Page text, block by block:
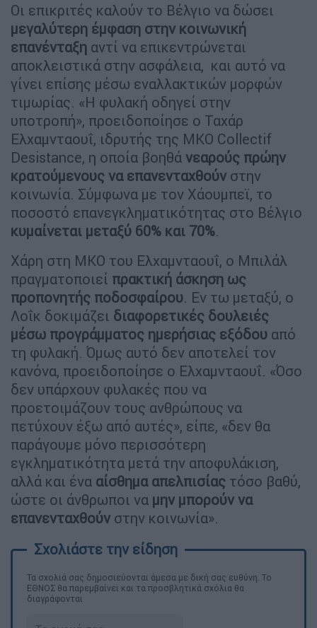
Οι επικριτές καλούν το Βέλγιο να δώσει
μεγαλύτερη έμφαση στην κοινωνική
επανένταξη αντί να επικεντρώνεται
αποκλειστικά στην ασφάλεια, και αυτό να
γίνει επίσης μέσω εναλλακτικών μορφών
τιμωρίας. «Η φυλακή οδηγεί στην
υποτροπή», προειδοποίησε ο Ταχάρ
Ελχαμνταουΐ, ιδρυτής της ΜΚΟ Collectif
Desistance, η οποία βοηθά νεαρούς πρώην
κρατούμενους να επανενταχθούν στην
κοινωνία. Σύμφωνα με τον Χάουμπεϊ, το
ποσοστό επανεγκληματικότητας στο Βέλγιο
κυμαίνεται μεταξύ 60% και 70%.
Χάρη στη ΜΚΟ του Ελχαμνταουΐ, ο Μπιλάλ
πραγματοποιεί πρακτική άσκηση ως
προπονητής ποδοσφαίρου. Εν τω μεταξύ, ο
Λοΐκ δοκιμάζει διαφορετικές δουλειές
μέσω προγράμματος ημερήσιας εξόδου από
τη φυλακή. Όμως αυτό δεν αποτελεί τον
κανόνα, προειδοποίησε ο Ελχαμνταουΐ. «Όσο
δεν υπάρχουν φυλακές που να
προετοιμάζουν τους ανθρώπους να
πετύχουν έξω από αυτές», είπε, «δεν θα
παράγουμε μόνο περισσότερη
εγκληματικότητα μετά την αποφυλάκιση,
αλλά και ένα αίσθημα απελπισίας τόσο βαθύ,
ώστε οι άνθρωποι να μην μπορούν να
επανενταχθούν στην κοινωνία».
Τα σχολιά σας δημοσιεύονται άμεσα με δική σας ευθύνη. Το
ΕΘΝΟΣ θα παρεμβαίνει και τα προσβλητικά σχόλια θα
διαγράφονται